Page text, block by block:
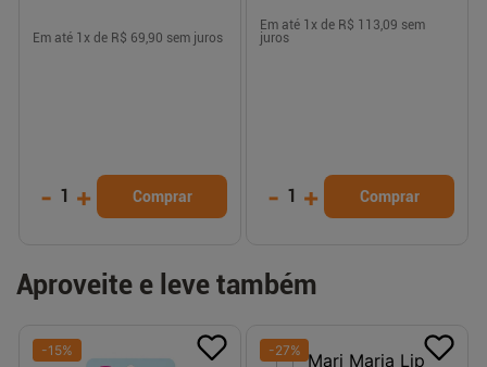
Em até 1 x de R$ 69,90 sem juros
- 1 + Comprar
Em até 1 x de R$ 113,09 sem
juros
- 1 + Comprar
Aproveite e leve também
-15% -27%